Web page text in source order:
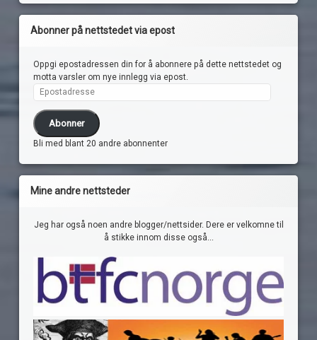
Abonner på nettstedet via epost
Oppgi epostadressen din for å abonnere på dette nettstedet og
motta varsler om nye innlegg via epost.
Epostadresse
Abonner
Bli med blant 20 andre abonnenter
Mine andre nettsteder
Jeg har også noen andre blogger/nettsider. Dere er velkomne til
å stikke innom disse også...